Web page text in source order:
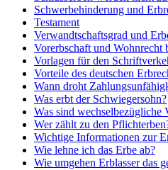
Schwerbehinderung und
Testament
Verwandtschaftsgrad und
Vorerbschaft und Wohnrecht
Vorlagen für den
Vorteile des deutschen
Wann droht
Was erbt der Schwiegersohn?
Was sind wechselbezügliche
Wer zählt zu den
Wichtige Informationen zur
Wie lehne ich das Erbe ab?
Wie umgehen Erblasser das